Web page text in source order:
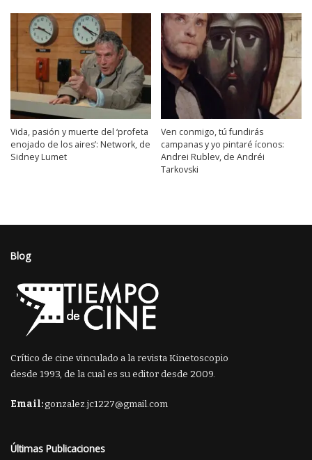
Vida, pasión y muerte del ‘profeta
enojado de los aires’: Network, de
Sidney Lumet
Ven conmigo, tú fundirás
campanas y yo pintaré íconos:
Andrei Rublev, de Andréi
Tarkovski
Blog
Crítico de cine vinculado a la revista Kinetoscopio
desde 1993, de la cual es su editor desde 2009.
Email:gonzalez.jc1227@gmail.com
Últimas Publicaciones